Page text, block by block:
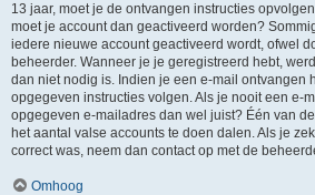
13 jaar, moet je de ontvangen instructies
moet je account dan geactiveerd worden?
iedere nieuwe account geactiveerd wordt, ofwel
beheerder. Wanneer je je geregistreerd hebt,
dan niet nodig is. Indien je een e-mail ontvangen
opgegeven instructies volgen. Als je nooit een e-
opgegeven e-mailadres dan wel juist? Één van
het aantal valse accounts te doen dalen. Als je
correct was, neem dan contact op met de
Omhoog